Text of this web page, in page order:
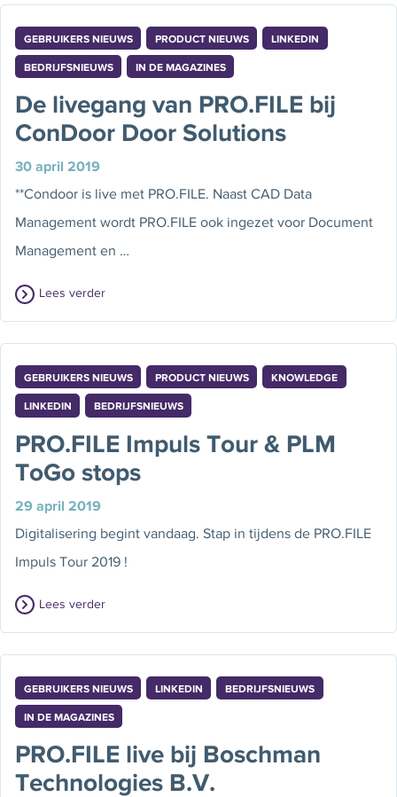
GEBRUIKERS NIEUWS PRODUCT NIEUWS LINKEDIN
BEDRIJFSNIEUWS IN DE MAGAZINES
De livegang van PRO.FILE bij
ConDoor Door Solutions
30 april 2019
**Condoor is live met PRO.FILE. Naast CAD Data
Management wordt PRO.FILE ook ingezet voor Document
Management en …
Lees verder
GEBRUIKERS NIEUWS PRODUCT NIEUWS KNOWLEDGE
LINKEDIN BEDRIJFSNIEUWS
PRO.FILE Impuls Tour & PLM
ToGo stops
29 april 2019
Digitalisering begint vandaag. Stap in tijdens de PRO.FILE
Impuls Tour 2019 !
Lees verder
GEBRUIKERS NIEUWS LINKEDIN BEDRIJFSNIEUWS
IN DE MAGAZINES
PRO.FILE live bij Boschman
Technologies B.V.